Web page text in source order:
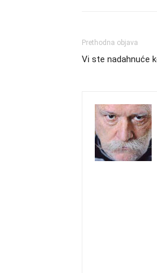
Prethodna objava
Vi ste nadahnuće